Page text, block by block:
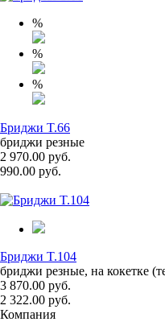
%
%
%
Бриджи T.66
бриджи резные
2 970.00 руб.
990.00 руб.
Бриджи T.104
бриджи резные, на кокетке
3 870.00 руб.
2 322.00 руб.
Компания